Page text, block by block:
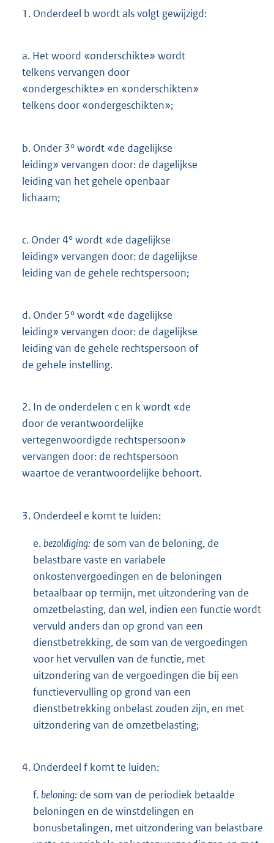
1. Onderdeel b wordt als volgt gewijzigd:
a. Het woord «onderschikte» wordt
telkens vervangen door
«ondergeschikte» en «onderschikten»
telkens door «ondergeschikten»;
b. Onder 3° wordt «de dagelijkse
leiding» vervangen door: de dagelijkse
leiding van het gehele openbaar
lichaam;
c. Onder 4° wordt «de dagelijkse
leiding» vervangen door: de dagelijkse
leiding van de gehele rechtspersoon;
d. Onder 5° wordt «de dagelijkse
leiding» vervangen door: de dagelijkse
leiding van de gehele rechtspersoon of
de gehele instelling.
2. In de onderdelen c en k wordt «de
door de verantwoordelijke
vertegenwoordigde rechtspersoon»
vervangen door: de rechtspersoon
waartoe de verantwoordelijke behoort.
3. Onderdeel e komt te luiden:
e.bezoldiging: de som van de beloning, de
belastbare vaste en variabele
onkostenvergoedingen en de beloningen
betaalbaar op termijn, met uitzondering van de
omzetbelasting, dan wel, indien een functie wordt
vervuld anders dan op grond van een
dienstbetrekking, de som van de vergoedingen
voor het vervullen van de functie, met
uitzondering van de vergoedingen die bij een
functievervulling op grond van een
dienstbetrekking onbelast zouden zijn, en met
uitzondering van de omzetbelasting;
4. Onderdeel f komt te luiden:
f.beloning: de som van de periodiek betaalde
beloningen en de winstdelingen en
bonusbetalingen, met uitzondering van belastbare